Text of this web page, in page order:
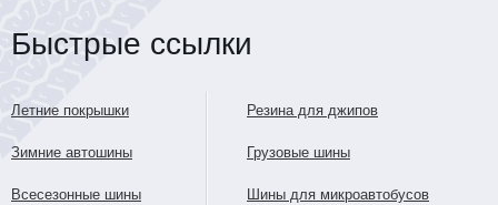
Быстрые ссылки
Летние покрышки
Зимние автошины
Всесезонные шины
Резина для джипов
Грузовые шины
Шины для микроавтобусов